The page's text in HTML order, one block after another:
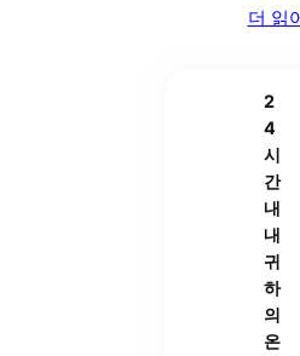
더 읽
2
4
시
간
내
내
귀
하
의
온